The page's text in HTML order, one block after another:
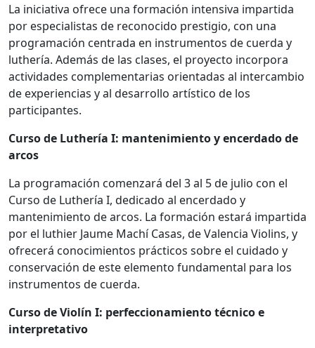
La iniciativa ofrece una formación intensiva impartida
por especialistas de reconocido prestigio, con una
programación centrada en instrumentos de cuerda y
luthería. Además de las clases, el proyecto incorpora
actividades complementarias orientadas al intercambio
de experiencias y al desarrollo artístico de los
participantes.
Curso de Luthería I: mantenimiento y encerdado de
arcos
La programación comenzará del 3 al 5 de julio con el
Curso de Luthería I, dedicado al encerdado y
mantenimiento de arcos. La formación estará impartida
por el luthier Jaume Machí Casas, de Valencia Violins, y
ofrecerá conocimientos prácticos sobre el cuidado y
conservación de este elemento fundamental para los
instrumentos de cuerda.
Curso de Violín I: perfeccionamiento técnico e
interpretativo